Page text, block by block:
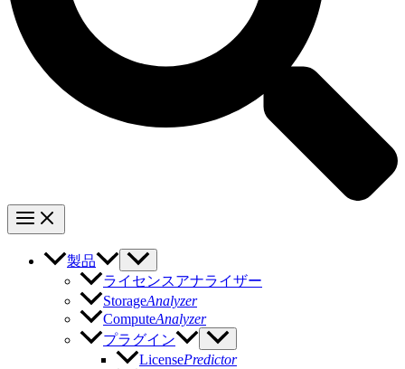
製品
ライセンスアナライザー
StorageAnalyzer
ComputeAnalyzer
プラグイン
LicensePredictor